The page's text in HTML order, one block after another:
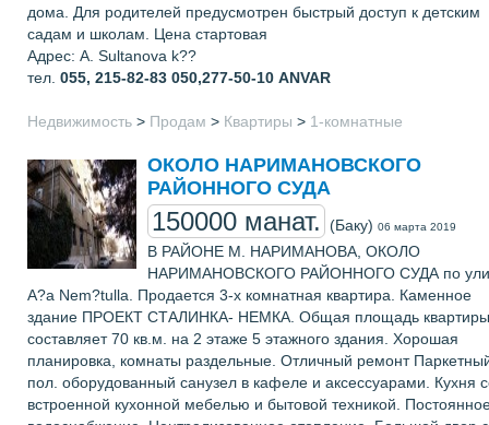
дома. Для родителей предусмотрен быстрый доступ к детским
садам и школам. Цена стартовая
Адрес: A. Sultanova k??
тел. 055, 215-82-83 050,277-50-10 ANVAR
Недвижимость > Продам > Квартиры > 1-комнатные
ОКОЛО НАРИМАНОВСКОГО
РАЙОННОГО СУДА
150000 манат. (Баку) 06 марта 2019
В РАЙОНЕ М. НАРИМАНОВА, ОКОЛО
НАРИМАНОВСКОГО РАЙОННОГО СУДА по
A?a Nem?tulla. Продается 3-х комнатная квартира. Каменное
здание ПРОЕКТ СТАЛИНКА- НЕМКА. Общая площадь квартиры
составляет 70 кв.м. на 2 этаже 5 этажного здания. Хорошая
планировка, комнаты раздельные. Отличный ремонт
пол. оборудованный санузел в кафеле и аксессуарами. Кухня
встроенной кухонной мебелью и бытовой техникой.